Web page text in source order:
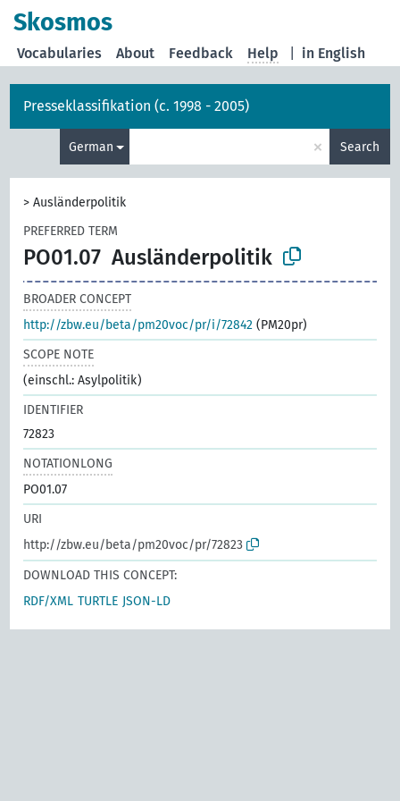
Skosmos
in English
Vocabularies About Feedback Help
Presseklassifikation (c. 1998 - 2005)
German × Search
>Ausländerpolitik
PREFERRED TERM
PO01.07 Ausländerpolitik
BROADER CONCEPT
http://zbw.eu/beta/pm20voc/pr/i/72842 (PM20pr)
SCOPE NOTE
(einschl.: Asylpolitik)
IDENTIFIER
72823
NOTATIONLONG
PO01.07
URI
http://zbw.eu/beta/pm20voc/pr/72823
DOWNLOAD THIS CONCEPT:
RDF/XML TURTLE JSON-LD